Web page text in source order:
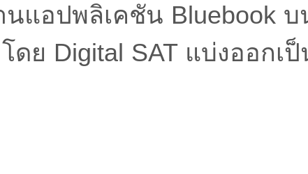
แอปพลิเคชัน Bluebook บ
ดย Digital SAT แบ่งออกเ